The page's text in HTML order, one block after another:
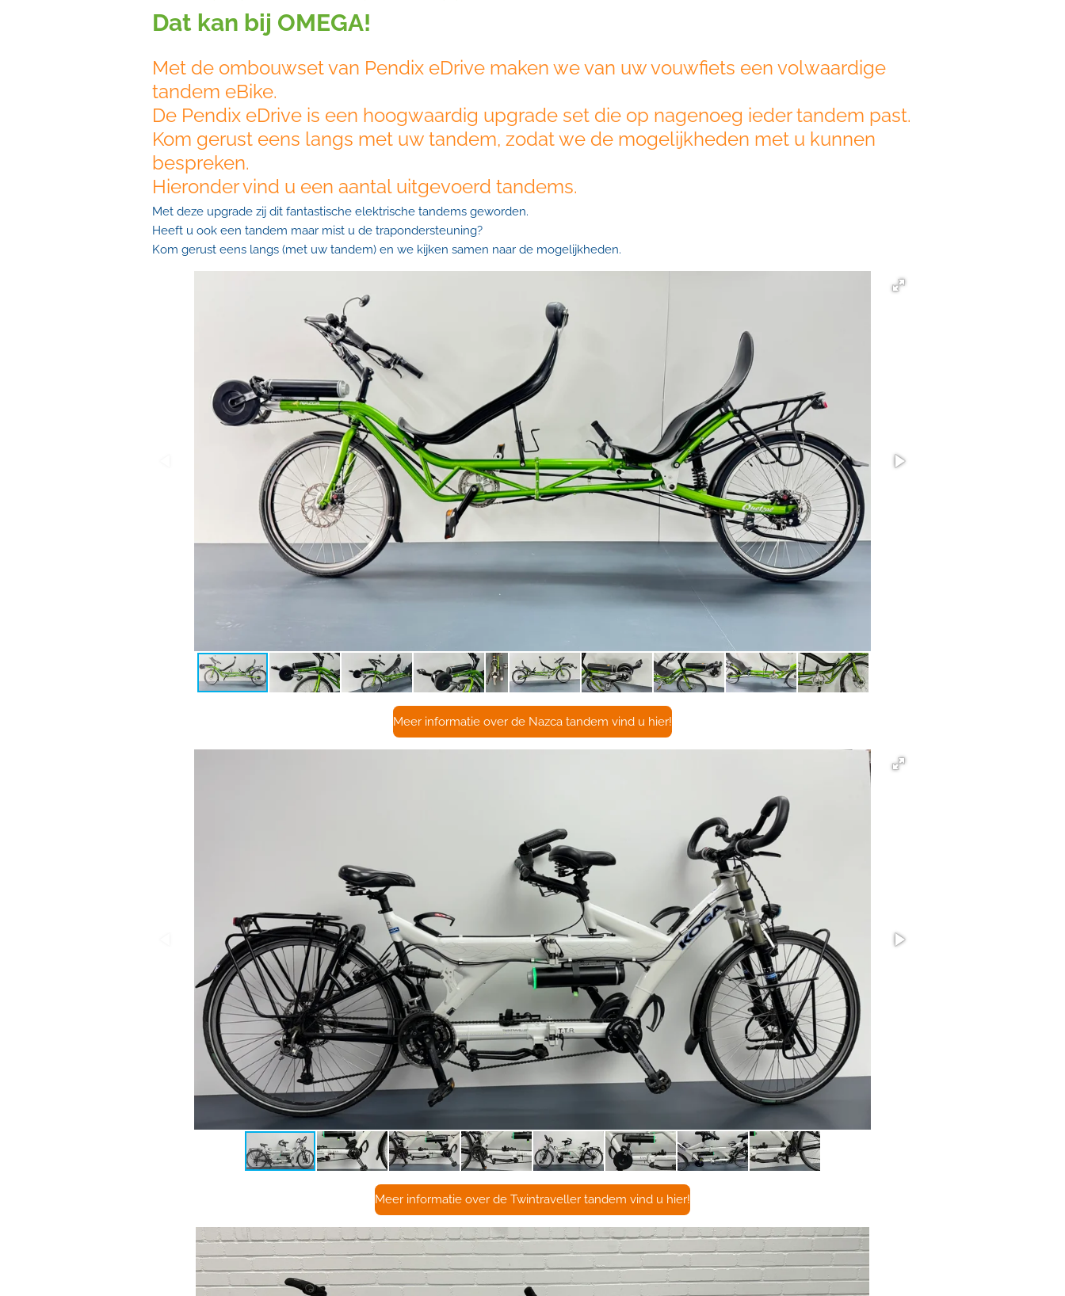
Dat kan bij OMEGA!
Met de ombouwset van Pendix eDrive maken we van uw vouwfiets een volwaardige
tandem eBike.
De Pendix eDrive is een hoogwaardig upgrade set die op nagenoeg ieder tandem past.
Kom gerust eens langs met uw tandem, zodat we de mogelijkheden met u kunnen
bespreken.
Hieronder vind u een aantal uitgevoerd tandems.
Met deze upgrade zij dit fantastische elektrische tandems geworden.
Heeft u ook een tandem maar mist u de trapondersteuning?
Kom gerust eens langs (met uw tandem) en we kijken samen naar de mogelijkheden.
Meer informatie over de Nazca tandem vind u hier!
Meer informatie over de Twintraveller tandem vind u hier!